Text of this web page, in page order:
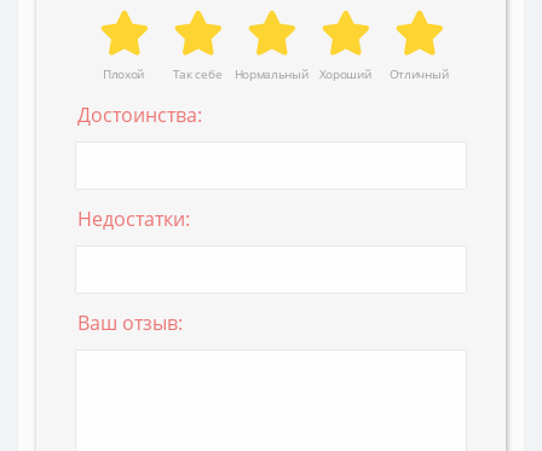
Плохой Так себе Нормальный Хороший Отличный
Достоинства:
Недостатки:
Ваш отзыв: